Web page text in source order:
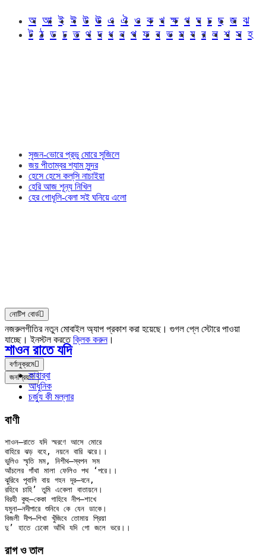
অ আ ই ঈ উ ঊ এ ঐ ও ক খ ক্ষ গ ঘ চ ছ জ ঝ
ট ঠ ড ঢ ত থ দ ধ ন প ফ ব ভ ম য র ল শ স হ
সৃজন-ভোরে প্রভু মোরে সৃজিলে
জয় পীতাম্বর শ্যাম সুন্দর
হেসে হেসে কল্‌সি নাচাইয়া
হেরি আজ শূন্য নিখিল
হের গোধূলি-বেলা সই ঘনিয়ে এলো
নোটিশ বোর্ড
নজরুলগীতির নতুন মোবাইল অ্যাপ প্রকাশ করা হয়েছে। গুগল প্লে স্টোরে পাওয়া
যাচ্ছে। ইনস্টল করতেক্লিক করুন।
বর্ণানুক্রমে
জনপ্রিয়
শাওন রাতে যদি
কাহার্‌বা
আধুনিক
চর্জ্যু কী মল্লার
বাণী
শাওন–রাতে যদি স্মরণে আসে মোরে
বাহিরে ঝড় বহে, নয়নে বারি ঝরে।।
ভুলিও স্মৃতি মম, নিশীথ–স্বপন সম
আঁচলের গাঁথা মালা ফেলিও পথ ‘পরে।।
ঝুরিবে পূবালি বায় গহন দূর–বনে,
রহিবে চাহি’ তুমি একেলা বাতায়নে।
বিরহী কুহু–কেকা গাহিবে নীপ–শাখে
যমুনা–নদীপারে শুনিবে কে যেন ডাকে।
বিজলী দীপ–শিখা খুঁজিবে তোমায় প্রিয়া
রাগ ও তাল